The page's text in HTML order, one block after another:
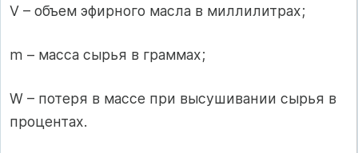
V – объем эфирного масла в миллилитрах;
m – масса сырья в граммах;
W – потеря в массе при высушивании сырья в
процентах.